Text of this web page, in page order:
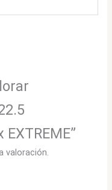
valoración.